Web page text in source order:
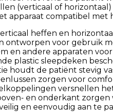
(verticaal of
apparaat compatibel
heffen en
ontworpen voor gebruik
en andere apparaten
plastic sleepdeken
houdt de patiënt stevig
zorgen voor
versnellen
en onderkant
en eenvoudig aan te